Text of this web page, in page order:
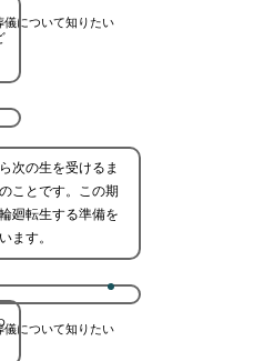
儀について知りたい
次の生を受けるま
ことです。この期
廻転生する準備を
ます。
儀について知りたい